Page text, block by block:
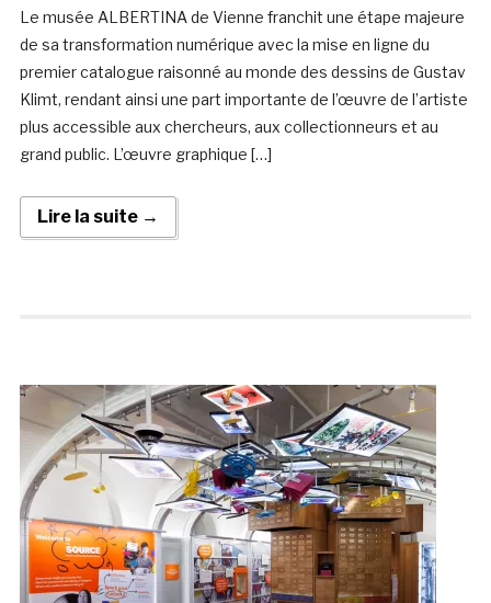
Le musée ALBERTINA de Vienne franchit une étape majeure
de sa transformation numérique avec la mise en ligne du
premier catalogue raisonné au monde des dessins de Gustav
Klimt, rendant ainsi une part importante de l’œuvre de l’artiste
plus accessible aux chercheurs, aux collectionneurs et au
grand public. L’œuvre graphique […]
Lire la suite →